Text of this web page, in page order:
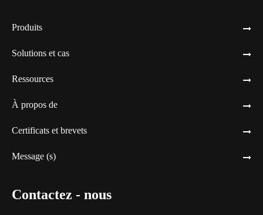
Produits
Solutions et cas
Ressources
À propos de
Certificats et brevets
Message (s)
Contactez - nous